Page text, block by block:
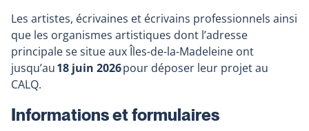
Les artistes, écrivaines et écrivains professionnels ainsi
que les organismes artistiques dont l’adresse
principale se situe aux Îles-de-la-Madeleine ont
jusqu’au18 juin 2026pour déposer leur projet au
CALQ.
Informations et formulaires